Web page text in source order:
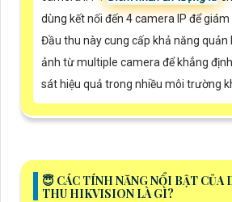
dùng kết nối đến 4 camera IP để giám
Đầu thu này cung cấp khả năng quản
ảnh từ multiple camera để khẳng
sát hiệu quả trong nhiều môi trường
😇 CÁC TÍNH NĂNG NỔI BẬT
THU HIKVISION LÀ GÌ?